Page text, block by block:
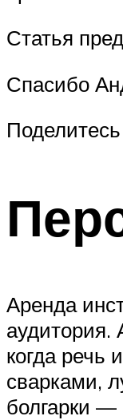
Статья
Спасибо
Аренда
аудитория.
когда речь
сварками,
болгарки —